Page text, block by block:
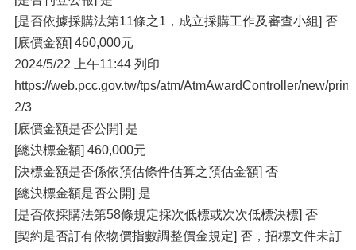
[是否依據採購法第11條之1，成立採購⼯作及審查⼩組] 否
[底價⾦額] 460,000元
2024/5/22 上午11:44 列印
https://web.pcc.gov.tw/tps/atm/AtmAwardController/new/
2/3
[底價⾦額是否公開] 是
[總決標⾦額] 460,000元
[決標⾦額是否係依預估條件估算之預估⾦額] 否
[總決標⾦額是否公開] 是
[是否依採購法第58條規定採次低標或次次低標決標] 否
[契約是否訂有依物價指數調整價⾦規定] 否，招標文件未訂